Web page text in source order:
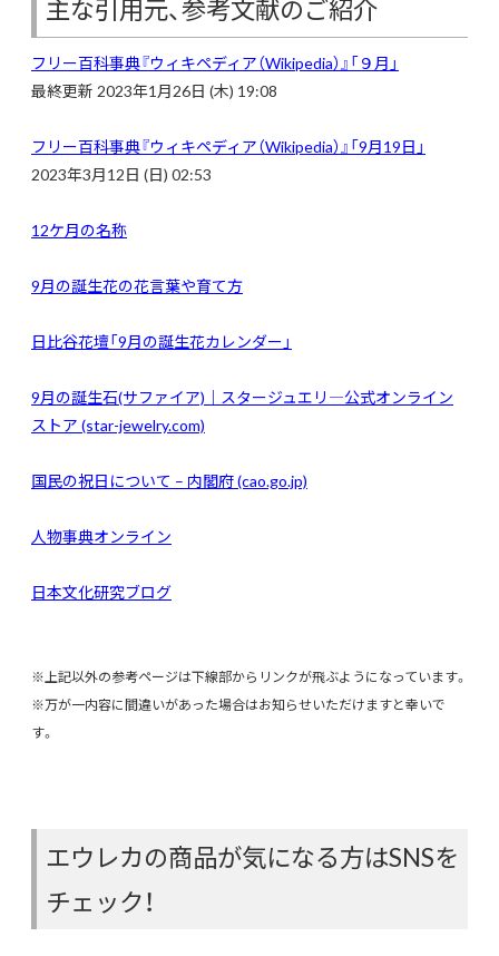
主な引用元、参考文献のご紹介
フリー百科事典『ウィキペディア（Wikipedia）』「９月」
最終更新 2023年1月26日 (木) 19:08
フリー百科事典『ウィキペディア（Wikipedia）』「9月19日」
2023年3月12日 (日) 02:53
12ケ月の名称
9月の誕生花の花言葉や育て方
日比谷花壇「9月の誕生花カレンダー」
9月の誕生石(サファイア)｜スタージュエリ―公式オンライン
ストア (star-jewelry.com)
国民の祝日について – 内閣府 (cao.go.jp)
人物事典オンライン
日本文化研究ブログ
※上記以外の参考ページは下線部からリンクが飛ぶようになっています。
※万が一内容に間違いがあった場合はお知らせいただけますと幸いで
す。
エウレカの商品が気になる方はSNSを
チェック！